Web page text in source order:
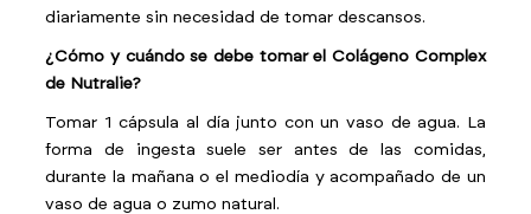
diariamente sin necesidad de tomar descansos.
¿Cómo y cuándo se debe tomar el Colágeno Complex
de Nutralie?
Tomar 1 cápsula al día junto con un vaso de agua. La
forma de ingesta suele ser antes de las comidas,
durante la mañana o el mediodía y acompañado de un
vaso de agua o zumo natural.